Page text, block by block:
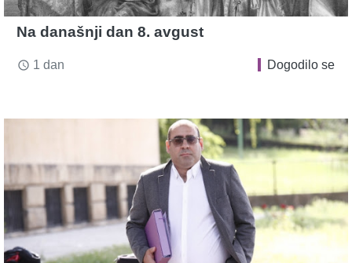
Na današnji dan 8. avgust
access_time 1 dan Dogodilo se